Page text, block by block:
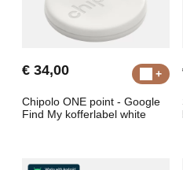
€ 34,00
Chipolo ONE point - Google
Find My kofferlabel white